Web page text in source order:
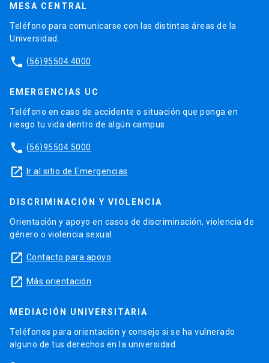
MESA CENTRAL
Teléfono para comunicarse con las distintas áreas de la
Universidad.
phone (56)95504 4000
EMERGENCIAS UC
Teléfono en caso de accidente o situación que ponga en
riesgo tu vida dentro de algún campus.
phone (56)95504 5000
launch Ir al sitio de Emergencias
DISCRIMINACIÓN Y VIOLENCIA
Orientación y apoyo en casos de discriminación, violencia de
género o violencia sexual.
launch Contacto para apoyo
launch Más orientación
MEDIACIÓN UNIVERSITARIA
Teléfonos para orientación y consejo si se ha vulnerado
alguno de tus derechos en la universidad.